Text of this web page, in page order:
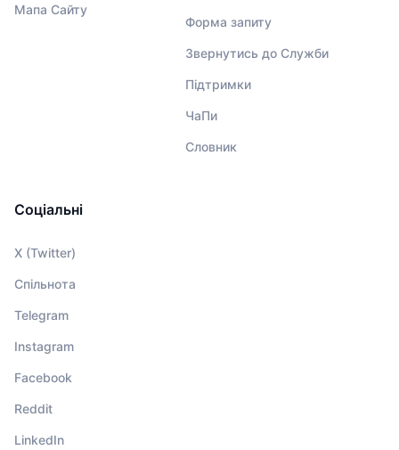
Мапа Сайту
Форма запиту
Звернутись до Служби
Підтримки
ЧаПи
Словник
Соціальні
X (Twitter)
Спільнота
Telegram
Instagram
Facebook
Reddit
LinkedIn